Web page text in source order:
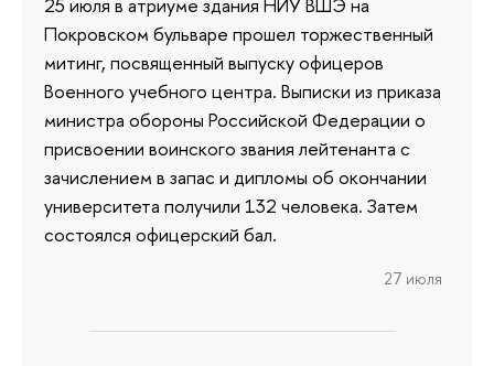
25 июля в атриуме здания НИУ ВШЭ на
Покровском бульваре прошел торжественный
митинг, посвященный выпуску офицеров
Военного учебного центра. Выписки из приказа
министра обороны Российской Федерации о
присвоении воинского звания лейтенанта с
зачислением в запас и дипломы об окончании
университета получили 132 человека. Затем
состоялся офицерский бал.
27 июля